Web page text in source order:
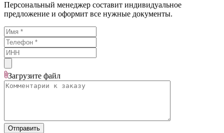
Персональный менеджер составит индивидуальное
предложение и оформит все нужные документы.
Загрузите файл
Отправить